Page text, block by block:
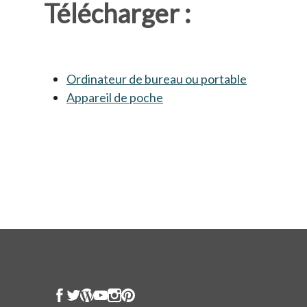
Télécharger :
Ordinateur de bureau ou portable
Appareil de poche